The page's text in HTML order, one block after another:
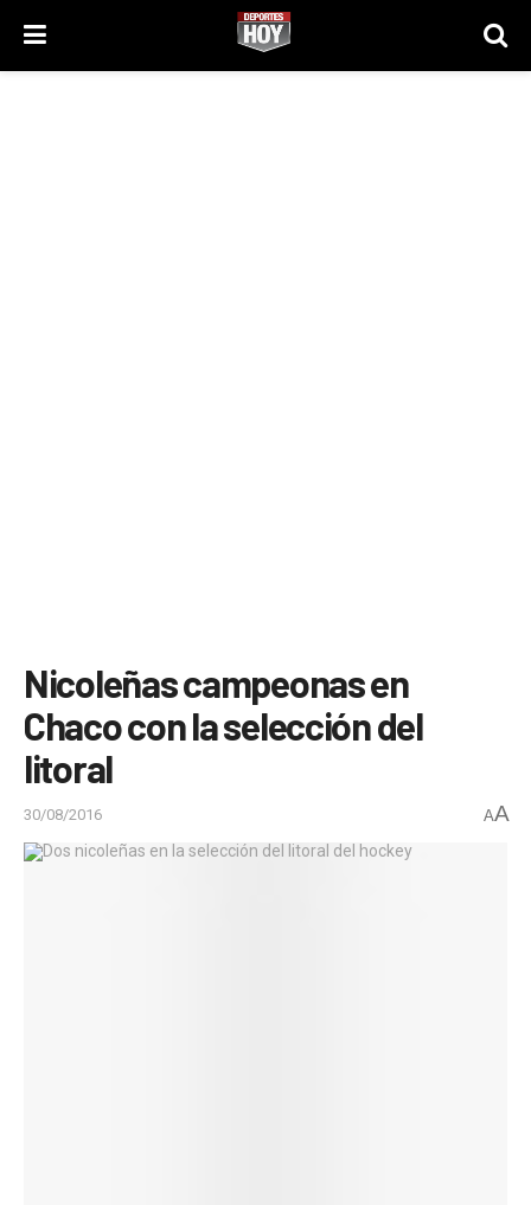
Nicoleñas campeonas en
Chaco con la selección del
litoral
30/08/2016 AA